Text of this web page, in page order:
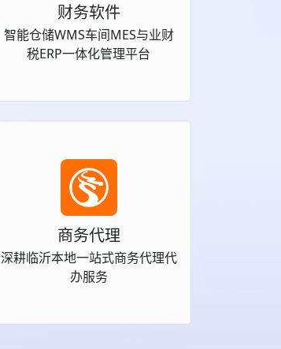
财务软件
智能仓储WMS车间MES与业财
税ERP一体化管理平台
商务代理
深耕临沂本地一站式商务代理代
办服务